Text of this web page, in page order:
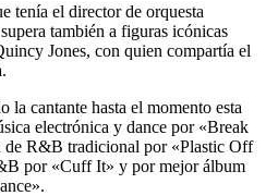
tenía el director de orquesta
también a figuras icónicas
Jones, con quien compartía el
la cantante hasta el momento esta
electrónica y dance por «Break
R&B tradicional por «Plastic Off
por «Cuff It» y por mejor álbum